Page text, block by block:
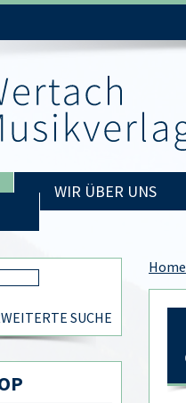
WIR ÜBER UNS
SUCHE
Home